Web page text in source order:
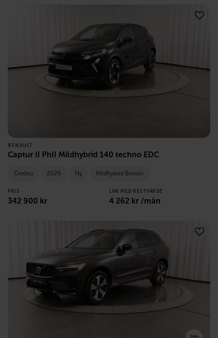
RENAULT
Captur II PhII Mildhybrid 140 techno EDC
Örebro 2026 Ny Mildhybrid Bensin
PRIS
342 900 kr
LÅN MED RESTVÄRDE
4 262 kr /mån